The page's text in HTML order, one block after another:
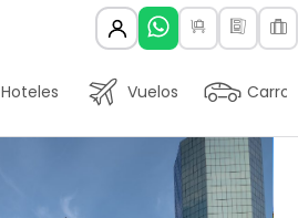
Hoteles Vuelos Carros